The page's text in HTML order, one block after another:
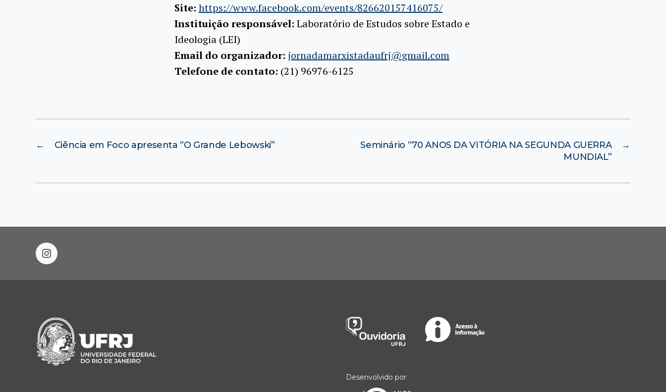
Site: https://www.facebook.com/events/826620157416075/
Instituição responsável: Laboratório de Estudos sobre Estado e
Ideologia (LEI)
Email do organizador: jornadamarxistadaufrj@gmail.com
Telefone de contato: (21) 96976-6125
← Ciência em Foco apresenta “O Grande Lebowski” →
Seminário “70 ANOS DA VITÓRIA NA SEGUNDA GUERRA
MUNDIAL”
instagram
Desenvolvido por